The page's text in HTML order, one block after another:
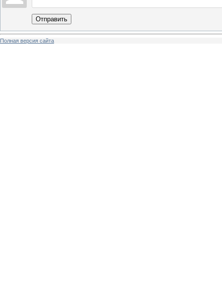
Отправить
Полная версия сайта